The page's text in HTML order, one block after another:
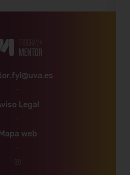
·
Legal
·
web
·